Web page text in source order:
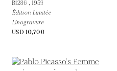
B1286 , 1959
Édition Limitée
Linogravure
USD 10,700